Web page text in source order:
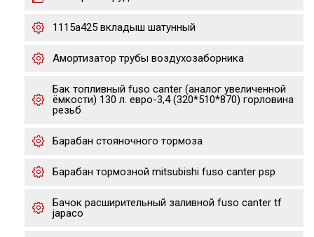
1115a425 вкладыш шатунный
Амортизатор трубы воздухозаборника
Бак топливный fuso canter (аналог увеличенной
ёмкости) 130 л. евро-3,4 (320*510*870) горловина
резьб
Барабан стояночного тормоза
Барабан тормозной mitsubishi fuso canter psp
Бачок расширительный заливной fuso canter tf
japaco